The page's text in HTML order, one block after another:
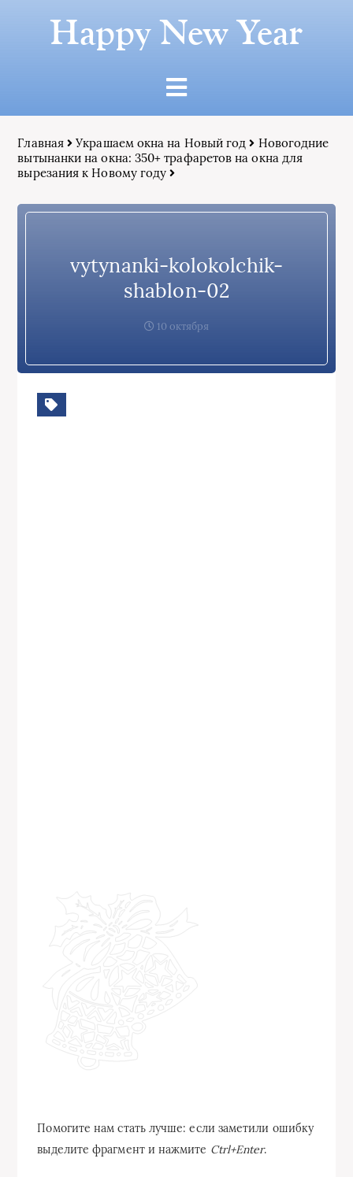
Happy New Year
Главная Украшаем окна на Новый год
Новогодние
вытынанки на окна: 350+ трафаретов на окна для
вырезания к Новому году
vytynanki-kolokolchik-
shablon-02
10 октября
Помогите нам стать лучше: если заметили ошибку
выделите фрагмент и нажмите Ctrl+Enter.